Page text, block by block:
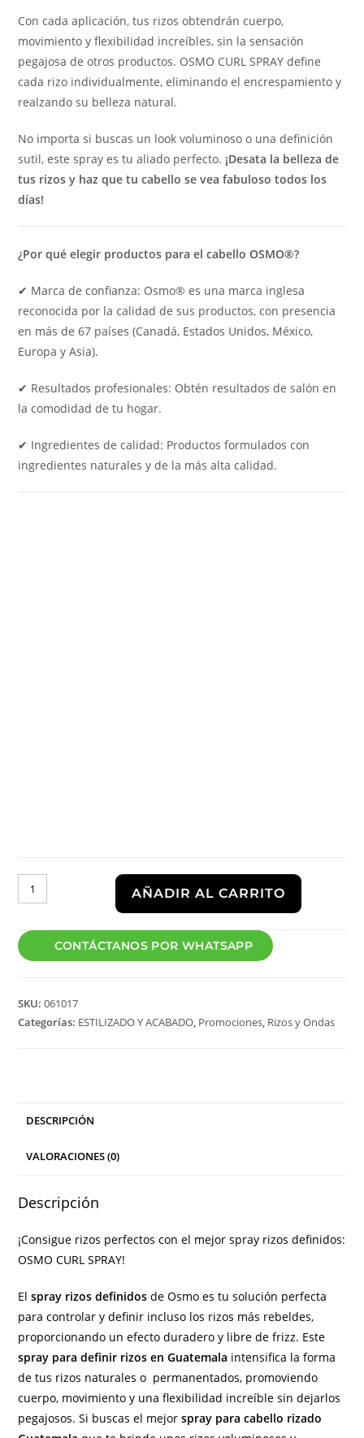
Con cada aplicación, tus rizos obtendrán cuerpo,
movimiento y flexibilidad increíbles, sin la sensación
pegajosa de otros productos. OSMO CURL SPRAY define
cada rizo individualmente, eliminando el encrespamiento y
realzando su belleza natural.
No importa si buscas un look voluminoso o una definición
sutil, este spray es tu aliado perfecto. ¡Desata la belleza de
tus rizos y haz que tu cabello se vea fabuloso todos los
días!
¿Por qué elegir productos para el cabello OSMO®?
✔ Marca de confianza: Osmo® es una marca inglesa
reconocida por la calidad de sus productos, con presencia
en más de 67 países (Canadá, Estados Unidos, México,
Europa y Asia).
✔ Resultados profesionales: Obtén resultados de salón en
la comodidad de tu hogar.
✔ Ingredientes de calidad: Productos formulados con
ingredientes naturales y de la más alta calidad.
AÑADIR AL CARRITO
CONTÁCTANOS POR WHATSAPP
SKU:061017
Categorías: ESTILIZADO Y ACABADO, Promociones, Rizos y Ondas
DESCRIPCIÓN
VALORACIONES (0)
Descripción
¡Consigue rizos perfectos con el mejor spray rizos definidos:
OSMO CURL SPRAY!
Elspray rizos definidos de Osmo es tu solución perfecta
para controlar y definir incluso los rizos más rebeldes,
proporcionando un efecto duradero y libre de frizz. Este
spray para definir rizos en Guatemala intensifica la forma
de tus rizos naturales o permanentados, promoviendo
cuerpo, movimiento y una flexibilidad increíble sin dejarlos
pegajosos. Si buscas el mejorspray para cabello rizado